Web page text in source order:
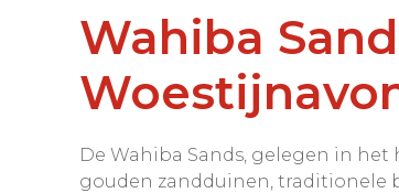
Wahiba
De Wahiba Sands, gelegen in
gouden zandduinen, traditionele